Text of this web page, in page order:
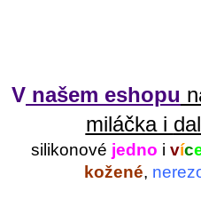
V našem eshopu
miláčka i
silikonové jedno i víc
kožené,